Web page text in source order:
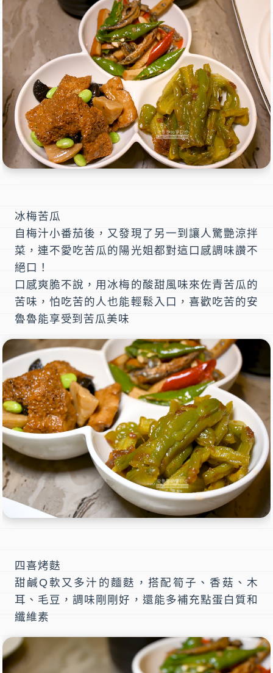
冰梅苦瓜
自梅汁小番茄後，又發現了另一到讓人驚艷涼拌
菜，連不愛吃苦瓜的陽光姐都對這口感調味讚不
絕口！
口感爽脆不說，用冰梅的酸甜風味來佐青苦瓜的
苦味，怕吃苦的人也能輕鬆入口，喜歡吃苦的安
魯魯能享受到苦瓜美味
四喜烤麩
甜鹹Q軟又多汁的麵麩，搭配筍子、香菇、木
耳、毛豆，調味剛剛好，還能多補充點蛋白質和
纖維素